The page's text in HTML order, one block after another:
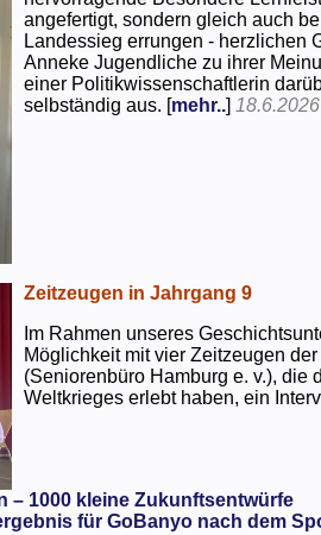
angefertigt, sondern gleich auch
Landessieg errungen - herzlichen
Anneke Jugendliche zu ihrer
einer Politikwissenschaftlerin
selbständig aus. [mehr..] 18.6.2026
Zeitzeugen in Jahrgang 9
Im Rahmen unseres
Möglichkeit mit vier Zeitzeugen
(Seniorenbüro Hamburg e. v.), die
Weltkrieges erlebt haben, ein
– 1000 kleine Zukunftsentwürfe
für GoBanyo nach dem